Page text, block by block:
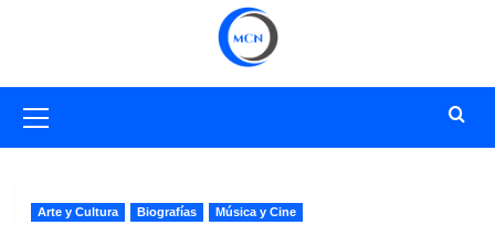
primario
Arte y Cultura Biografías Música y Cine